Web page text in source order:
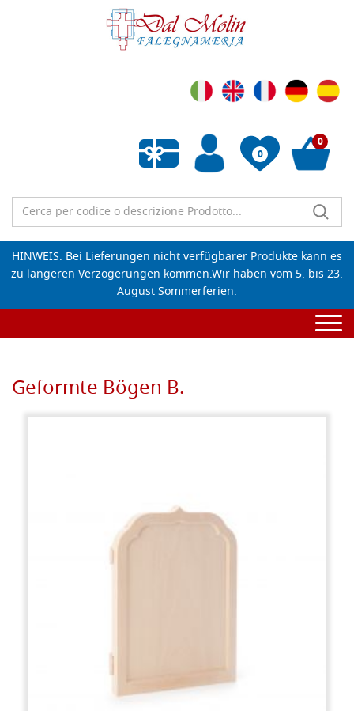
0
Wunschliste leeren
0
HINWEIS: Bei Lieferungen nicht verfügbarer Produkte kann es
zu längeren Verzögerungen kommen.Wir haben vom 5. bis 23.
August Sommerferien.
Geformte Bögen B.